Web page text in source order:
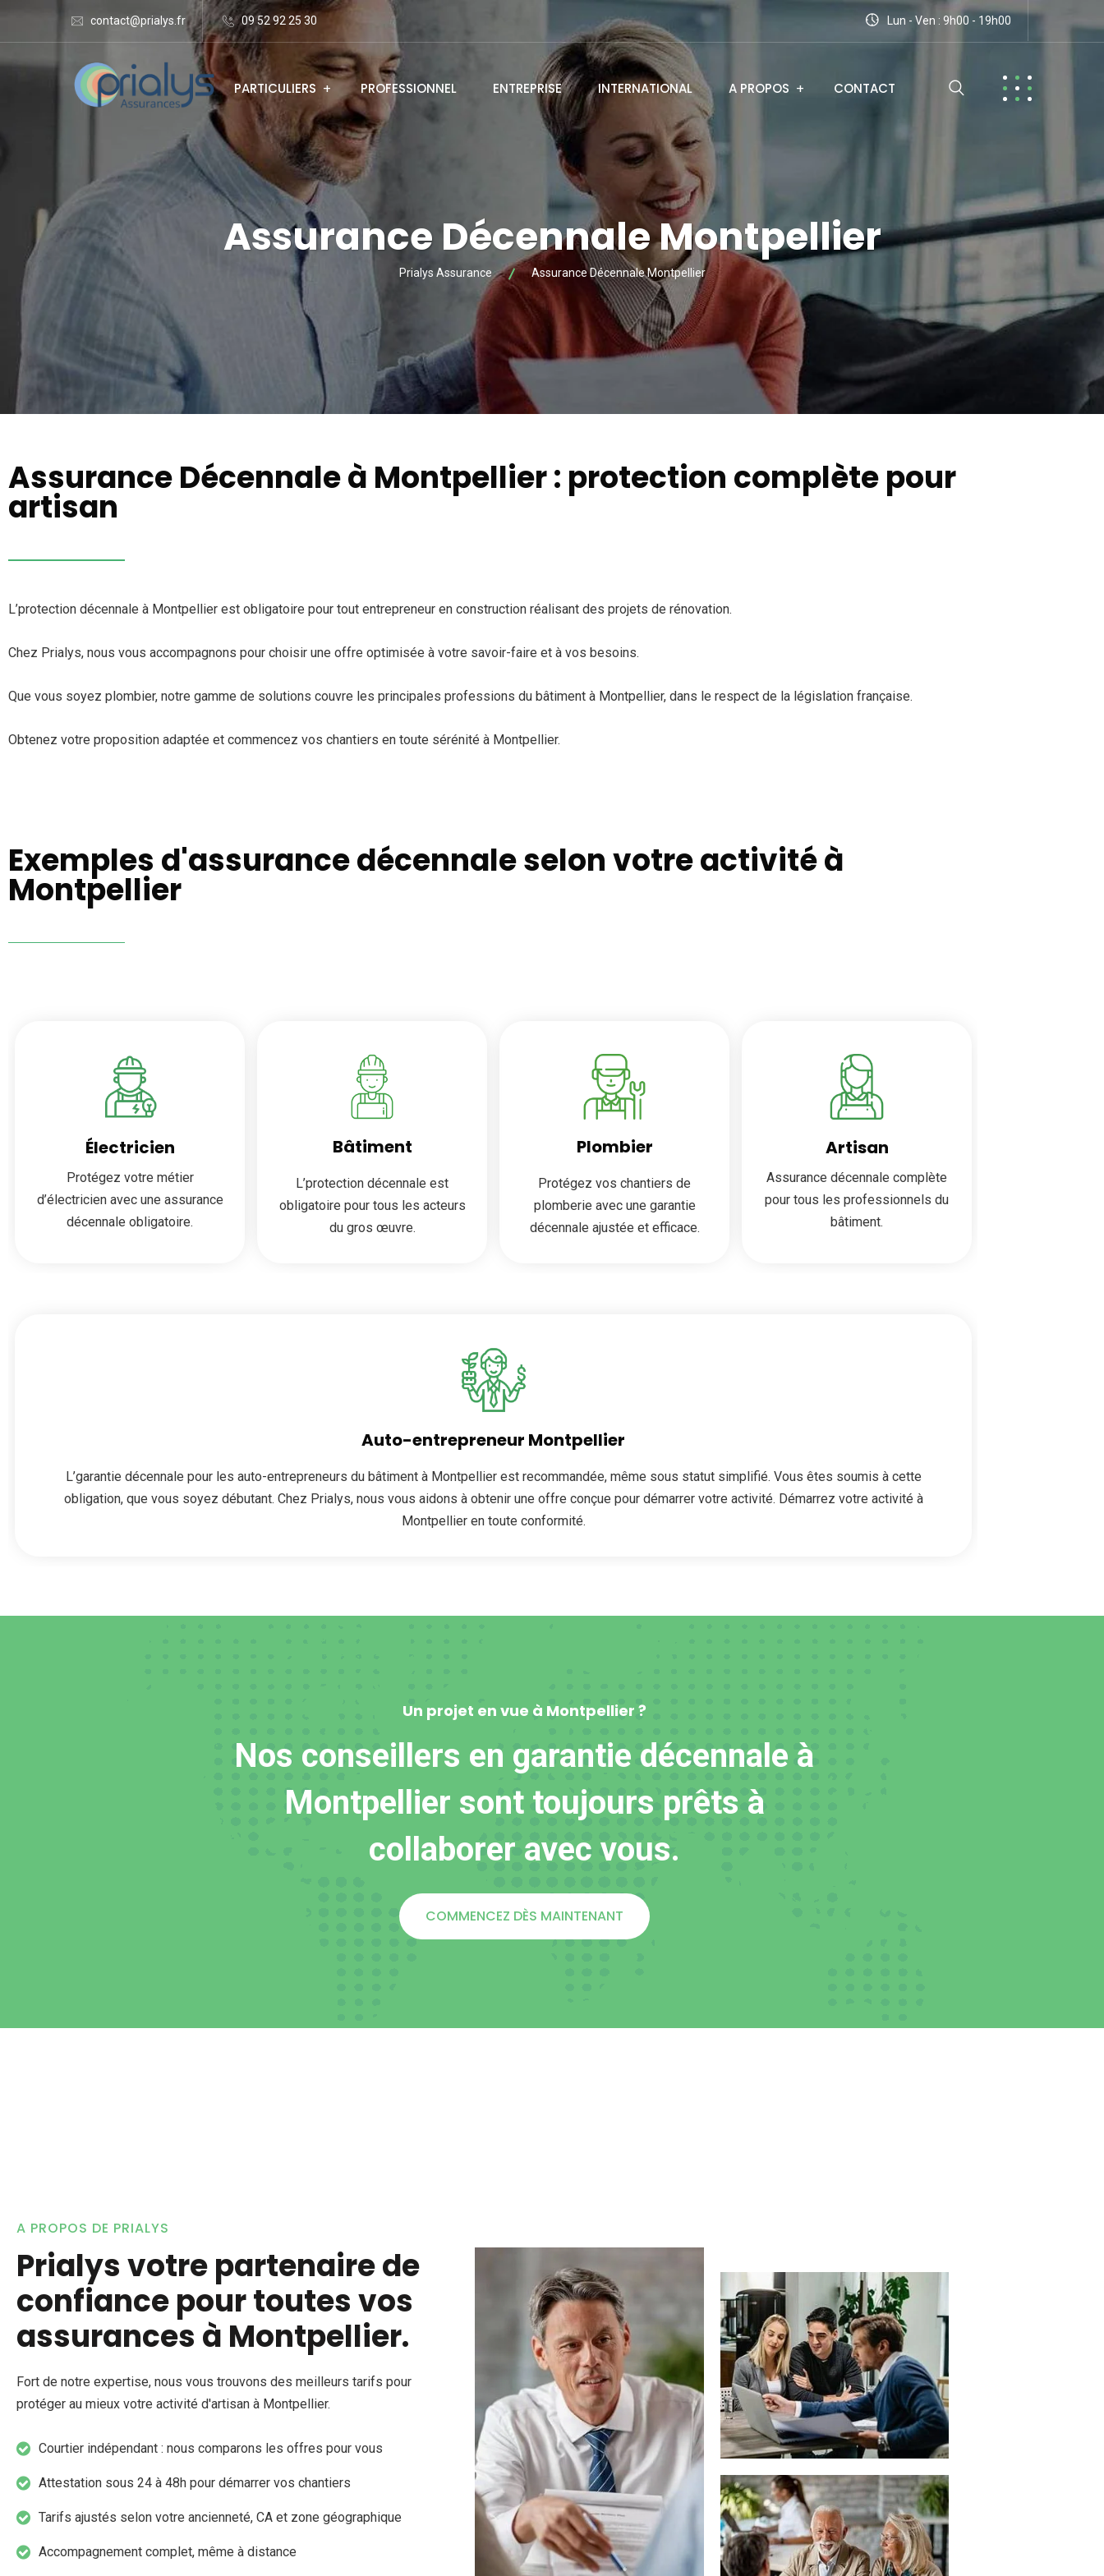
contact@prialys.fr 09 52 92 25 30 Lun - Ven : 9h00 - 19h00
PARTICULIERS PROFESSIONNEL ENTREPRISE INTERNATIONAL A PROPOS CONTACT
Assurance Décennale Montpellier
Prialys Assurance Assurance Décennale Montpellier
Assurance Décennale à Montpellier : protection complète pour
artisan
L’protection décennale à Montpellier est obligatoire pour tout entrepreneur en construction réalisant des projets de rénovation.
Chez Prialys, nous vous accompagnons pour choisir une offre optimisée à votre savoir-faire et à vos besoins.
Que vous soyez plombier, notre gamme de solutions couvre les principales professions du bâtiment à Montpellier, dans le respect de la législation française.
Obtenez votre proposition adaptée et commencez vos chantiers en toute sérénité à Montpellier.
Exemples d'assurance décennale selon votre activité à
Montpellier
Électricien
Protégez votre métier
d’électricien avec une assurance
décennale obligatoire.
Bâtiment
L’protection décennale est
obligatoire pour tous les acteurs
du gros œuvre.
Plombier
Protégez vos chantiers de
plomberie avec une garantie
décennale ajustée et efficace.
Artisan
Assurance décennale complète
pour tous les professionnels du
bâtiment.
Auto-entrepreneur Montpellier
L’garantie décennale pour les auto-entrepreneurs du bâtiment à Montpellier est recommandée, même sous statut simplifié. Vous êtes soumis à cette
obligation, que vous soyez débutant. Chez Prialys, nous vous aidons à obtenir une offre conçue pour démarrer votre activité. Démarrez votre activité à
Montpellier en toute conformité.
Un projet en vue à Montpellier ?
Nos conseillers en garantie décennale à
Montpellier sont toujours prêts à
collaborer avec vous.
COMMENCEZ DÈS MAINTENANT
A PROPOS DE PRIALYS
Prialys votre partenaire de
confiance pour toutes vos
assurances à Montpellier.
Fort de notre expertise, nous vous trouvons des meilleurs tarifs pour
protéger au mieux votre activité d'artisan à Montpellier.
Courtier indépendant : nous comparons les offres pour vous
Attestation sous 24 à 48h pour démarrer vos chantiers
Tarifs ajustés selon votre ancienneté, CA et zone géographique
Accompagnement complet, même à distance